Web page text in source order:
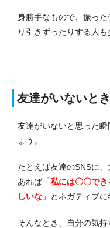
身勝手なもので、振っ
り引きずったりする人も
友達がいないとき
友達がいないと思った
ょう。
たとえば友達のSNSに
あれば「私には〇〇で
しいな 」とネガティブ
そんなとき、自分の気